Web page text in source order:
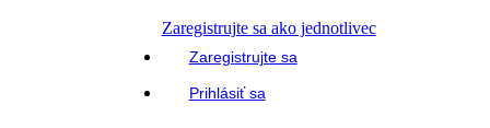
Zaregistrujte sa ako jednotlivec
Zaregistrujte sa
Prihlásiť sa